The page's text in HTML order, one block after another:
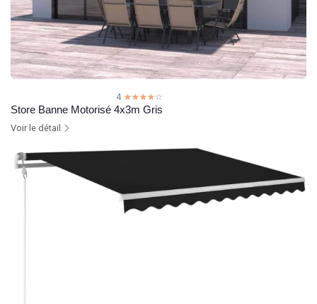
4 ☆☆☆☆☆
★★★★★
Store Banne Motorisé 4x3m Gris
Voir le détail